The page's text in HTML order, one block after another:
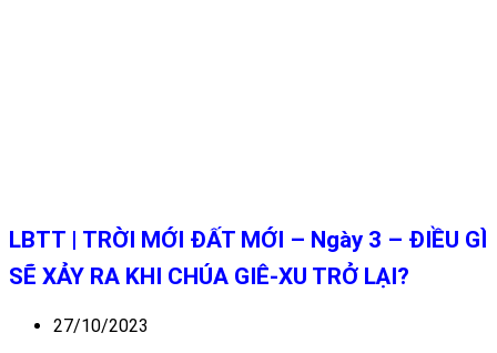
LBTT | TRỜI MỚI ĐẤT MỚI – Ngày 3 – ĐIỀU GÌ
SẼ XẢY RA KHI CHÚA GIÊ-XU TRỞ LẠI?
27/10/2023